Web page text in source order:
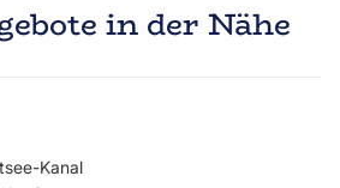
in der Nähe
Kanal